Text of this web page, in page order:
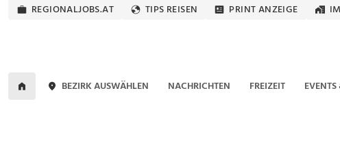
REGIONALJOBS.AT TIPS REISEN PRINT ANZEIGE
BEZIRK AUSWÄHLEN NACHRICHTEN FREIZEIT